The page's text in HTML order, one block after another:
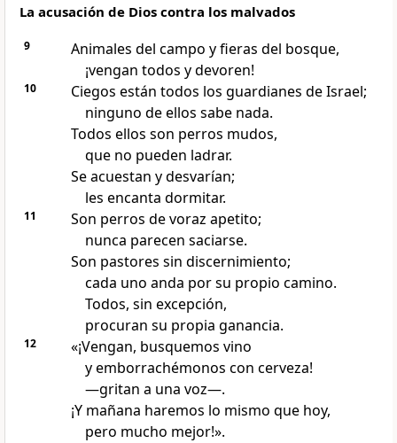
La acusación de Dios contra los malvados
9
Animales del campo y fieras del bosque,
¡vengan todos y devoren!
10
Ciegos están todos los guardianes de Israel;
ninguno de ellos sabe nada.
Todos ellos son perros mudos,
que no pueden ladrar.
Se acuestan y desvarían;
les encanta dormitar.
11
Son perros de voraz apetito;
nunca parecen saciarse.
Son pastores sin discernimiento;
cada uno anda por su propio camino.
Todos, sin excepción,
procuran su propia ganancia.
12
«¡Vengan, busquemos vino
y emborrachémonos con cerveza!
—gritan a una voz—.
¡Y mañana haremos lo mismo que hoy,
pero mucho mejor!».